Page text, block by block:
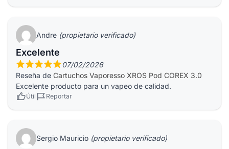
Andre (propietario verificado)
Excelente
07/02/2026
Reseña de Cartuchos Vaporesso XROS Pod COREX 3.0
Excelente producto para un vapeo de calidad.
Útil Reportar
Sergio Mauricio (propietario verificado)